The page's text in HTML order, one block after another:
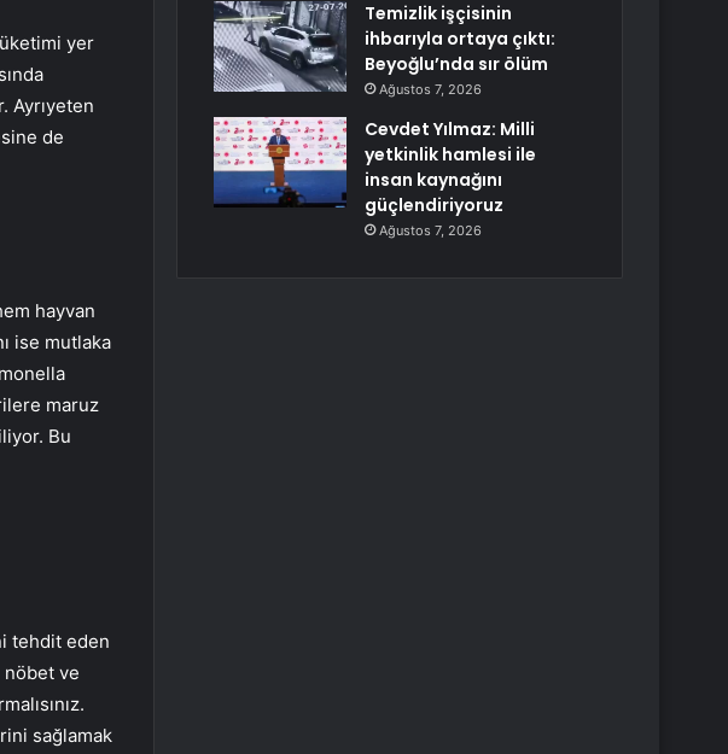
yer
Ayrıyeten
de
hayvan
ise mutlaka
maruz
Bu
tehdit eden
nöbet ve
sağlamak
Temizlik işçisinin
ihbarıyla ortaya çıktı:
Beyoğlu’nda sır ölüm
Ağustos 7, 2026
Cevdet Yılmaz: Milli
yetkinlik hamlesi ile
insan kaynağını
güçlendiriyoruz
Ağustos 7, 2026